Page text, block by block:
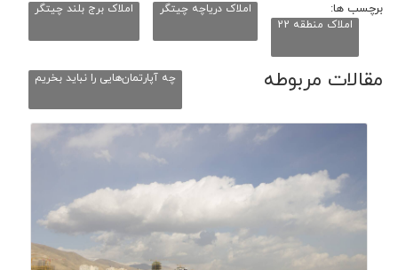
برچسب ها: املاک برج بلند چیتگر
املاک دریاچه چیتگر
املاک منطقه 22
چه آپارتمان‌هایی را نباید بخریم مقالات مربوطه